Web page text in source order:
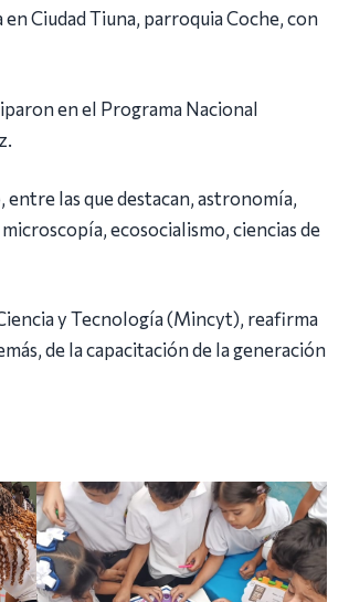
Ciudad Tiuna, parroquia Coche, con
en el Programa Nacional
las que destacan, astronomía,
ecosocialismo, ciencias de
y Tecnología (Mincyt), reafirma
de la capacitación de la generación